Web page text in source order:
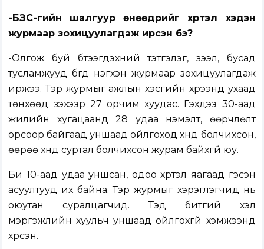
-БЗС-гийн шалгуур өнөөдрийг хүртэл хэдэн
журмаар зохицуулагдаж ирсэн бэ?
-Олгож буй бүтээгдэхүүний тэтгэлэг, зээл, бусад
тусламжууд бүгд нэгхэн журмаар зохицуулагдаж
иржээ. Тэр журмыг ажлын хэсгийн хүрээнд ухаад
төнхөөд үзэхээр 27 орчим хуудас. Гэхдээ 30-аад
жилийн хугацаанд 28 удаа нэмэлт, өөрчлөлт
орсоор байгаад уншаад ойлгоход хүнд болчихсон,
өөрөө хүнд суртал болчихсон журам байхгүй юу.
Би 10-аад удаа уншсан, одоо хүртэл яагаад гэсэн
асуултууд их байна. Тэр журмыг хэрэглэгчид нь
оюутан суралцагчид. Тэд битгий хэл
мэргэжлийн хуульч уншаад ойлгохгүй хэмжээнд
хүрсэн.